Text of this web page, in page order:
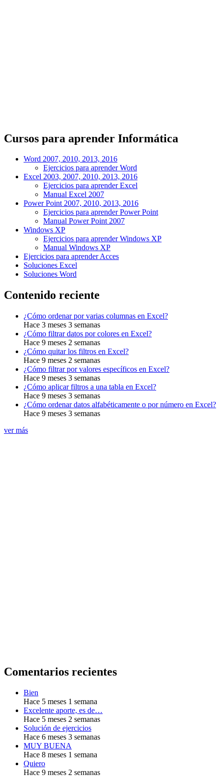
Cursos para aprender Informática
Word 2007, 2010, 2013, 2016
Ejercicios para aprender Word
Excel 2003, 2007, 2010, 2013, 2016
Ejercicios para aprender Excel
Manual Excel 2007
Power Point 2007, 2010, 2013, 2016
Ejercicios para aprender Power Point
Manual Power Point 2007
Windows XP
Ejercicios para aprender Windows XP
Manual Windows XP
Ejercicios para aprender Acces
Soluciones Excel
Soluciones Word
Contenido reciente
¿Cómo ordenar por varias columnas en Excel?
Hace 3 meses 3 semanas
¿Cómo filtrar datos por colores en Excel?
Hace 9 meses 2 semanas
¿Cómo quitar los filtros en Excel?
Hace 9 meses 2 semanas
¿Cómo filtrar por valores específicos en Excel?
Hace 9 meses 3 semanas
¿Cómo aplicar filtros a una tabla en Excel?
Hace 9 meses 3 semanas
¿Cómo ordenar datos alfabéticamente o por número en Excel?
Hace 9 meses 3 semanas
ver más
Comentarios recientes
Bien
Hace 5 meses 1 semana
Excelente aporte, es de…
Hace 5 meses 2 semanas
Solución de ejercicios
Hace 6 meses 3 semanas
MUY BUENA
Hace 8 meses 1 semana
Quiero
Hace 9 meses 2 semanas